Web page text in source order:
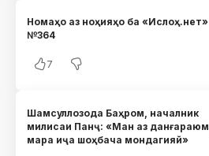
Номаҳо аз ноҳияҳо ба «Ислоҳ.нет»
№364
7
Шамсуллозода Баҳром, началник
милисаи Панҷ: «Ман аз данғараюм,
мара иҷа шоҳбача мондагияй»